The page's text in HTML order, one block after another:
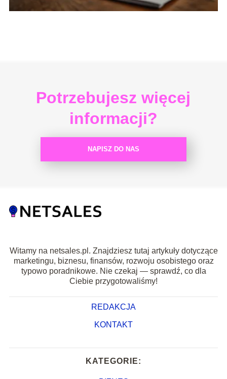
Potrzebujesz więcej
informacji?
NAPISZ DO NAS
Witamy na netsales.pl. Znajdziesz tutaj artykuły dotyczące
marketingu, biznesu, finansów, rozwoju osobistego oraz
typowo poradnikowe. Nie czekaj — sprawdź, co dla
Ciebie przygotowaliśmy!
REDAKCJA
KONTAKT
KATEGORIE: